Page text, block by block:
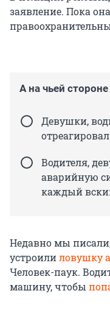
заявление. Пока
А на чьей
Девушки,
Водителя,
аварийную
каждый
Недавно мы писали,
устроилиловушку
Человек-паук.
машину, чтобы